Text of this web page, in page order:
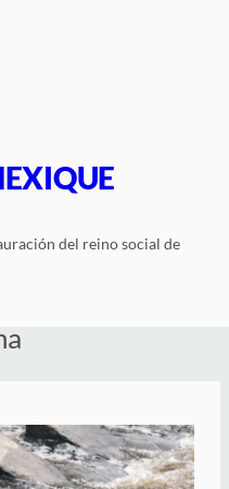
del reino social de